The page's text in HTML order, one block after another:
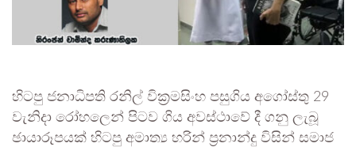
හිටපු ජනාධිපති රනිල් වික්‍රමසිංහ පසුගිය අගෝස්තු 29
වැනිදා රෝහලෙන් පිටව ගිය අවස්ථාවේ දී ගනු ලැබූ
ඡායාරූපයක් හිටපු අමාත්‍ය හරින් ප්‍රනාන්දු විසින් සමාජ